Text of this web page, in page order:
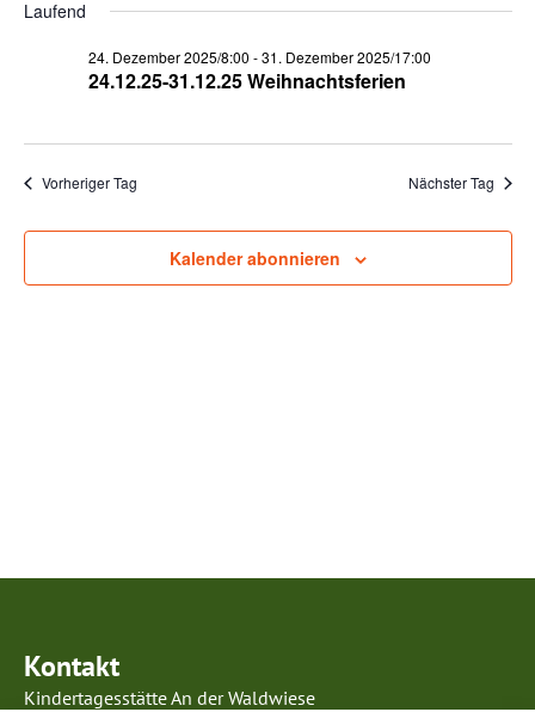
und
wählen.
Laufend
24.12.25-31.12.25 Weihnachtsferien
24. Dezember 2025/8:00 -31. Dezember 2025/17:00
Vorheriger Tag Nächster Tag
Kalender abonnieren
Kontakt
Kindertagesstätte An der Waldwiese